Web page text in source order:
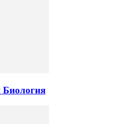
Биология